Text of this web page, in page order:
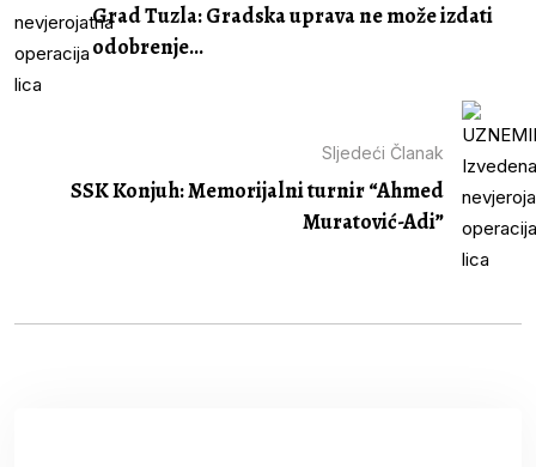
Grad Tuzla: Gradska uprava ne može izdati
odobrenje...
Sljedeći Članak
SSK Konjuh: Memorijalni turnir “Ahmed
Muratović-Adi”